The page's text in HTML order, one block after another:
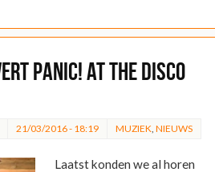
Panic! at the Disco
21/03/2016 - 18:19 MUZIEK NIEUWS
Laatst konden we al horen